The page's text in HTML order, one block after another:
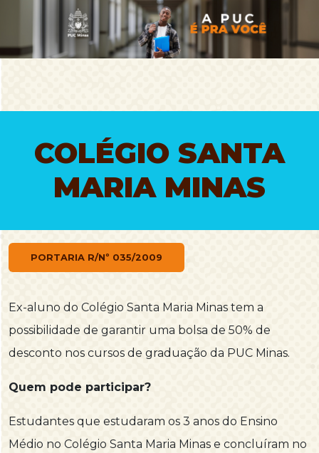
COLÉGIO SANTA
MARIA MINAS
PORTARIA R/Nº 035/2009
Ex-aluno do Colégio Santa Maria Minas tem a
possibilidade de garantir uma bolsa de 50% de
desconto nos cursos de graduação da PUC Minas.
Quem pode participar?
Estudantes que estudaram os 3 anos do Ensino
Médio no Colégio Santa Maria Minas e concluíram no